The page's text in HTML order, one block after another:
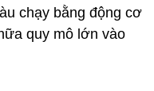
chạy bằng động cơ
quy mô lớn vào